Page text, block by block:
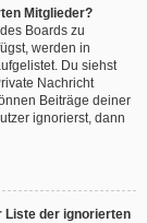
Mitglieder?
Boards zu
werden in
Du siehst
Nachricht
Beiträge deiner
ignorierst, dann
Liste der ignorierten